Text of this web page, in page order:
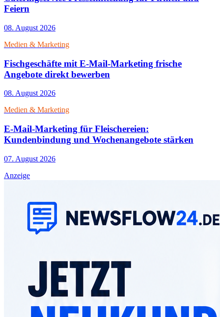
Feiern
08. August 2026
Medien & Marketing
Fischgeschäfte mit E-Mail-Marketing frische
Angebote direkt bewerben
08. August 2026
Medien & Marketing
E-Mail-Marketing für Fleischereien:
Kundenbindung und Wochenangebote stärken
07. August 2026
Anzeige